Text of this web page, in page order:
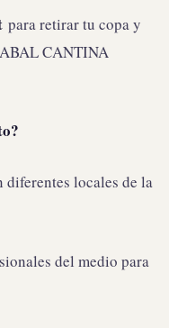
para retirar tu copa y
CANTINA
locales de la
del medio para